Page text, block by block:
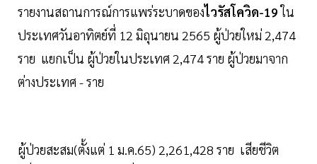
รายงานสถานการณ์การแพร่ระบาดของไวรัสโควิด-19ใน
ประเทศวันอาทิตย์ที่ 12 มิถุนายน 2565 ผู้ป่วยใหม่ 2,474
ราย แยกเป็น ผู้ป่วยในประเทศ 2,474 ราย ผู้ป่วยมาจาก
ต่างประเทศ - ราย
ผู้ป่วยสะสม(ตั้งแต่ 1 ม.ค.65) 2,261,428 ราย เสียชีวิต